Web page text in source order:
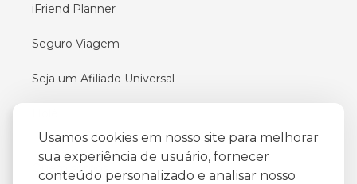
Usamos cookies em nosso site para melhorar
sua experiência de usuário, fornecer
conteúdo personalizado e analisar nosso
iFriend Planner
Seguro Viagem
Seja um Afiliado Universal
Quem somos